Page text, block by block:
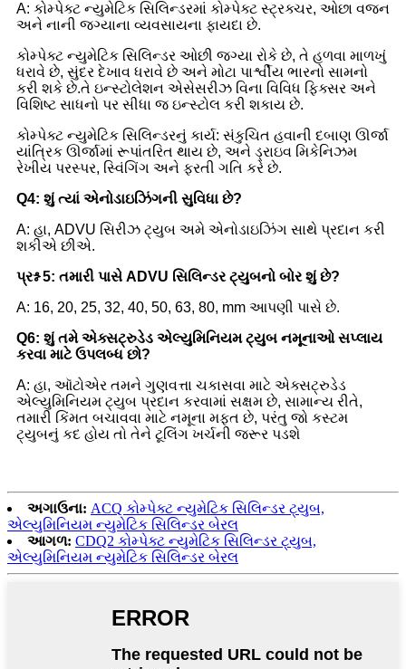
A: કોમ્પેક્ટ ન્યુમેટિક સિલિન્ડરમાં કોમ્પેક્ટ સ્ટ્રક્ચર, ઓછા વજન
અને નાની જગ્યાના વ્યવસાયના ફાયદા છે.
કોમ્પેક્ટ ન્યુમેટિક સિલિન્ડર ઓછી જગ્યા રોકે છે, તે હળવા માળખું
ધરાવે છે, સુંદર દેખાવ ધરાવે છે અને મોટા પાર્શ્વીય ભારનો સામનો
કરી શકે છે.તે ઇન્સ્ટોલેશન એસેસરીઝ વિના વિવિધ ફિક્સર અને
વિશિષ્ટ સાધનો પર સીધા જ ઇન્સ્ટોલ કરી શકાય છે.
કોમ્પેક્ટ ન્યુમેટિક સિલિન્ડરનું કાર્ય: સંકુચિત હવાની દબાણ ઊર્જા
યાંત્રિક ઊર્જામાં રૂપાંતરિત થાય છે, અને ડ્રાઇવ મિકેનિઝમ
રેખીય પરસ્પર, સ્વિંગિંગ અને ફરતી ગતિ કરે છે.
Q4: શું ત્યાં એનોડાઇઝિંગની સુવિધા છે?
A: હા, ADVU સિરીઝ ટ્યુબ અમે એનોડાઇઝિંગ સાથે પ્રદાન કરી
શકીએ છીએ.
પ્રશ્ન 5: તમારી પાસે ADVU સિલિન્ડર ટ્યુબનો બોર શું છે?
A: 16, 20, 25, 32, 40, 50, 63, 80, mm આપણી પાસે છે.
Q6: શું તમે એક્સટ્રુડેડ એલ્યુમિનિયમ ટ્યુબ નમૂનાઓ સપ્લાય
કરવા માટે ઉપલબ્ધ છો?
A: હા, ઑટોએર તમને ગુણવત્તા ચકાસવા માટે એક્સટ્રુડેડ
એલ્યુમિનિયમ ટ્યુબ પ્રદાન કરવામાં સક્ષમ છે, સામાન્ય રીતે,
તમારી કિંમત બચાવવા માટે નમૂના મફત છે, પરંતુ જો કસ્ટમ
ટ્યુબનું કદ હોય તો તેને ટૂલિંગ ખર્ચની જરૂર પડશે
અગાઉના: ACQ કોમ્પેક્ટ ન્યુમેટિક સિલિન્ડર ટ્યુબ,
એલ્યુમિનિયમ ન્યુમેટિક સિલિન્ડર બેરલ
આગળ: CDQ2 કોમ્પેક્ટ ન્યુમેટિક સિલિન્ડર ટ્યુબ,
એલ્યુમિનિયમ ન્યુમેટિક સિલિન્ડર બેરલ